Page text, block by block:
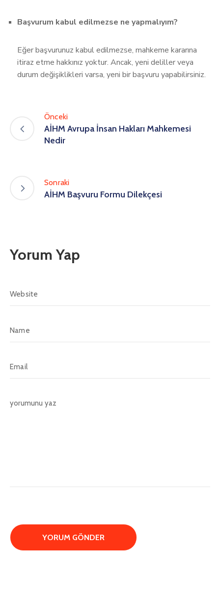
Başvurum kabul edilmezse ne yapmalıyım?
Eğer başvurunuz kabul edilmezse, mahkeme kararına
itiraz etme hakkınız yoktur. Ancak, yeni deliller veya
durum değişiklikleri varsa, yeni bir başvuru yapabilirsiniz.
Önceki
AİHM Avrupa İnsan Hakları Mahkemesi
Nedir
Sonraki
AİHM Başvuru Formu Dilekçesi
Yorum Yap